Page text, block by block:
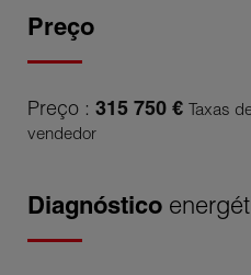
Preço
Preço : 315 750 € Taxas
vendedor
Diagnóstico